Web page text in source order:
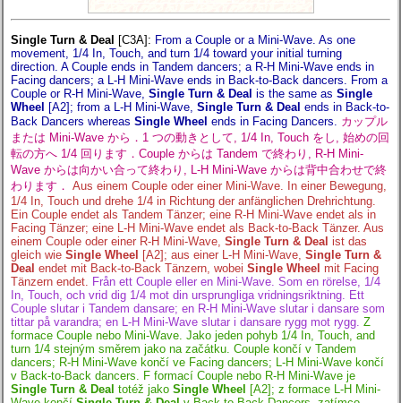
Single Turn & Deal [C3A]: From a Couple or a Mini-Wave. As one
movement, 1/4 In, Touch, and turn 1/4 toward your initial turning
direction. A Couple ends in Tandem dancers; a R-H Mini-Wave ends in
Facing dancers; a L-H Mini-Wave ends in Back-to-Back dancers. From a
Couple or R-H Mini-Wave, Single Turn & Deal is the same as Single
Wheel [A2]; from a L-H Mini-Wave, Single Turn & Deal ends in Back-to-
Back Dancers whereas Single Wheel ends in Facing Dancers.
カップル
または Mini-Wave から．1 つの動きとして, 1/4 In, Touch をし, 始めの回
転の方へ 1/4 回ります．Couple からは Tandem で終わり, R-H Mini-
Wave からは向かい合って終わり, L-H Mini-Wave からは背中合わせで終
わります． Aus einem Couple oder einer Mini-Wave. In einer Bewegung,
1/4 In, Touch und drehe 1/4 in Richtung der anfänglichen Drehrichtung.
Ein Couple endet als Tandem Tänzer; eine R-H Mini-Wave endet als in
Facing Tänzer; eine L-H Mini-Wave endet als Back-to-Back Tänzer. Aus
einem Couple oder einer R-H Mini-Wave, Single Turn & Deal ist das
gleich wie Single Wheel [A2]; aus einer L-H Mini-Wave, Single Turn &
Deal endet mit Back-to-Back Tänzern, wobei Single Wheel mit Facing
Tänzern endet. Från ett Couple eller en Mini-Wave. Som en rörelse, 1/4
In, Touch, och vrid dig 1/4 mot din ursprungliga vridningsriktning. Ett
Couple slutar i Tandem dansare; en R-H Mini-Wave slutar i dansare som
tittar på varandra; en L-H Mini-Wave slutar i dansare rygg mot rygg. Z
formace Couple nebo Mini-Wave. Jako jeden pohyb 1/4 In, Touch, and
turn 1/4 stejným směrem jako na začátku. Couple končí v Tandem
dancers; R-H Mini-Wave končí ve Facing dancers; L-H Mini-Wave končí
v Back-to-Back dancers. F formací Couple nebo R-H Mini-Wave je
Single Turn & Deal totéž jako Single Wheel [A2]; z formace L-H Mini-